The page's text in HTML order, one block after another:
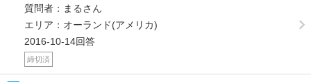
質問者：まるさん
エリア：オーランド(アメリカ)
2016-10-14回答
締切済